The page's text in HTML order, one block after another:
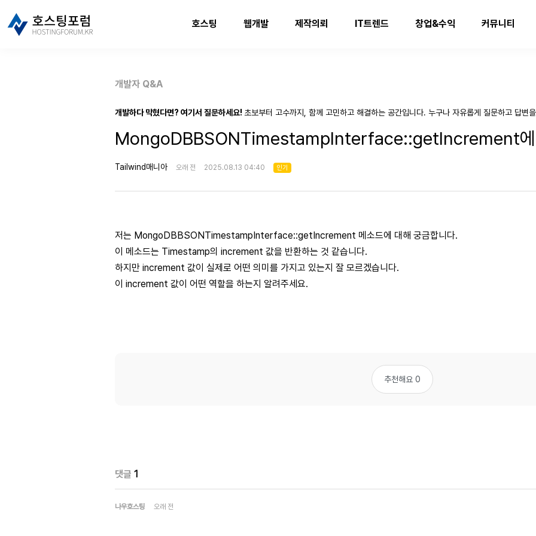
호스팅 웹개발 제작의뢰 IT트렌드 창업&수익 커뮤니티
개발자 Q&A
개발하다 막혔다면? 여기서 질문하세요! 초보부터 고수까지, 함께 고민하고 해결하는 공간입니다. 누구나 자유롭게 질문하고 답변
MongoDBBSONTimestampInterface::getIncrement에
Tailwind매니아 오래 전 2025.08.13 04:40 인기
저는 MongoDBBSONTimestampInterface::getIncrement 메소드에 대해 궁금합니다.
이 메소드는 Timestamp의 increment 값을 반환하는 것 같습니다.
하지만 increment 값이 실제로 어떤 의미를 가지고 있는지 잘 모르겠습니다.
이 increment 값이 어떤 역할을 하는지 알려주세요.
추천해요 0
댓글 1
나우호스팅 오래 전